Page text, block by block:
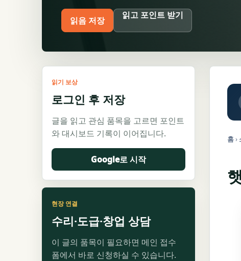
읽음 저장 읽고 포인트 받기
읽기 보상
로그인 후 저장
글을 읽고 관심 품목을 고르면 포인트
와 대시보드 기록이 이어집니다.
Google로 시작
현장 연결
수리·도급·창업 상담
이 글의 품목이 필요하면 메인 접수
폼에서 바로 신청하실 수 있습니다.
홈›